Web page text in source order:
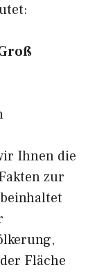
Ihnen die
zur
Fläche